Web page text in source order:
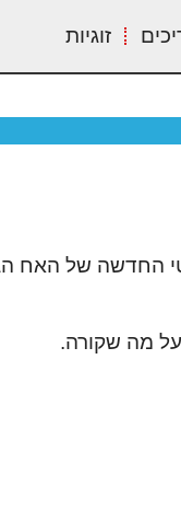
זוגיות
הוא חלק מתוכנית ריאליטי החדשה של
על מה שקורה.